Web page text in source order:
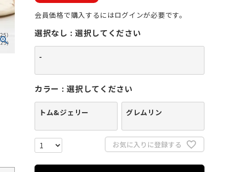
会員価格で購入するにはログインが必要です。
選択なし 選択してください
-
カラー 選択してください
トム&ジェリー グレムリン
お気に入りに登録する